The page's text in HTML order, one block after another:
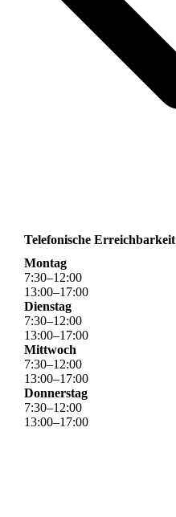
Telefonische Erreichbarkeit
Montag
7:30–12:00
13:00–17:00
Dienstag
7:30–12:00
13:00–17:00
Mittwoch
7:30–12:00
13:00–17:00
Donnerstag
7:30–12:00
13:00–17:00